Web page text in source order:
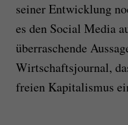
seiner Entwicklung
es den Social Media
überraschende
Wirtschaftsjournal,
freien Kapitalismus